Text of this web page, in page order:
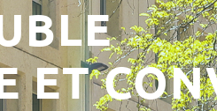
ET